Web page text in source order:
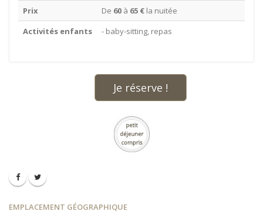
Prix
De 60 à 65 € la nuitée
Activités enfants
- baby-sitting, repas
Je réserve !
EMPLACEMENT GÉOGRAPHIQUE